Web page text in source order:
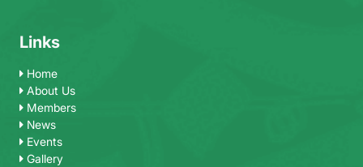
Links
Home
About Us
Members
News
Events
Gallery